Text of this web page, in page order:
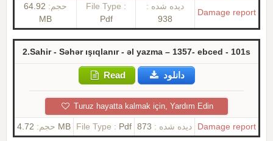
حجم: 64.92
MB
File Type :
Pdf
دیده شده :
938
Damage report
2.Sahir - Səhər ışıqlanır - əl yazma – 1357- ebced - 101s
Read دانلود
Turuz hayatta kalmak için, Yardım Edin
حجم: 4.72 MB File Type : Pdf دیده شده : 873 Damage report